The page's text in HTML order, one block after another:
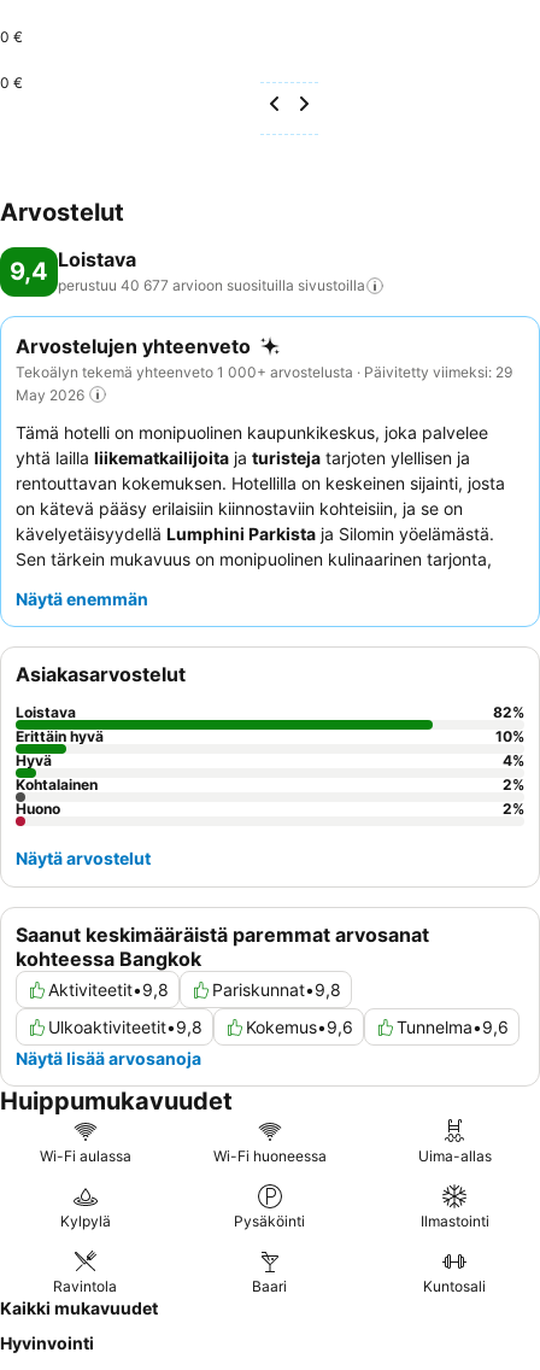
0 €
0 €
Arvostelut
9,4 Loistava
perustuu 40 677 arvioon suosituilla sivustoilla
Arvostelujen yhteenveto
Tekoälyn tekemä yhteenveto 1 000+ arvostelusta · Päivitetty viimeksi: 29
May 2026
Tämä hotelli on monipuolinen kaupunkikeskus, joka palvelee
yhtä lailla liikematkailijoita ja turisteja tarjoten ylellisen ja
rentouttavan kokemuksen. Hotellilla on keskeinen sijainti, josta
on kätevä pääsy erilaisiin kiinnostaviin kohteisiin, ja se on
kävelyetäisyydellä Lumphini Parkista ja Silomin yöelämästä.
Sen tärkein mukavuus on monipuolinen kulinaarinen tarjonta,
Asiakkaat kehuvat jatkuvasti henkilökuntaa poikkeuksellisesta
ikimuistoisen oleskelun. Paremman kokemuksen saamiseksi
harkitse huoneen varaamista
rauhallisen pakopaikan saamiseksi.
Näytä enemmän
Saanut keskimääräistä paremmat arvosanat
kohteessa Bangkok
Aktiviteetit•9,8 Pariskunnat•9,8
Ulkoaktiviteetit•9,8 Kokemus•9,6 Tunnelma•9,6
Näytä lisää arvosanoja
Asiakasarvostelut
Loistava 82%
Erittäin hyvä
10%
Hyvä
4%
Kohtalainen
2%
Huono
2%
Näytä arvostelut
Huippumukavuudet
Wi-Fi aulassa Wi-Fi huoneessa Uima-allas
Kylpylä Pysäköinti Ilmastointi
Ravintola Baari Kuntosali
Kaikki mukavuudet
Hyvinvointi